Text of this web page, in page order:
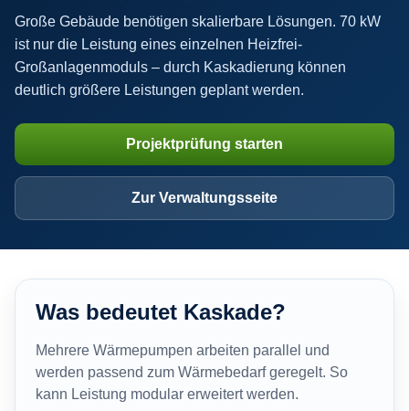
Große Gebäude benötigen skalierbare Lösungen. 70 kW
ist nur die Leistung eines einzelnen Heizfrei-
Großanlagenmoduls – durch Kaskadierung können
deutlich größere Leistungen geplant werden.
Projektprüfung starten
Zur Verwaltungsseite
Was bedeutet Kaskade?
Mehrere Wärmepumpen arbeiten parallel und
werden passend zum Wärmebedarf geregelt. So
kann Leistung modular erweitert werden.